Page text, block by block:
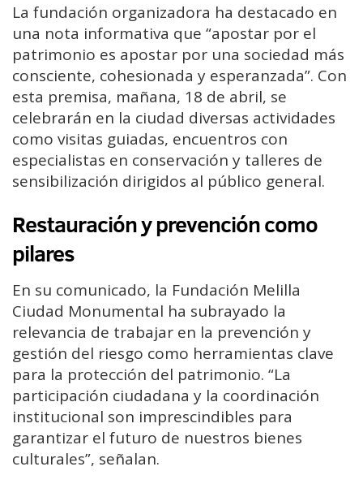
La fundación organizadora ha destacado en
una nota informativa que “apostar por el
patrimonio es apostar por una sociedad más
consciente, cohesionada y esperanzada”. Con
esta premisa, mañana, 18 de abril, se
celebrarán en la ciudad diversas actividades
como visitas guiadas, encuentros con
especialistas en conservación y talleres de
sensibilización dirigidos al público general.
Restauración y prevención como
pilares
En su comunicado, la Fundación Melilla
Ciudad Monumental ha subrayado la
relevancia de trabajar en la prevención y
gestión del riesgo como herramientas clave
para la protección del patrimonio. “La
participación ciudadana y la coordinación
institucional son imprescindibles para
garantizar el futuro de nuestros bienes
culturales”, señalan.